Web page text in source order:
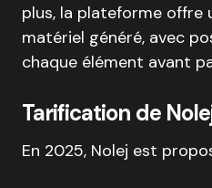
plus, la plateforme
matériel généré, avec
chaque élément avant
Tarification de
En 2025, Nolej est